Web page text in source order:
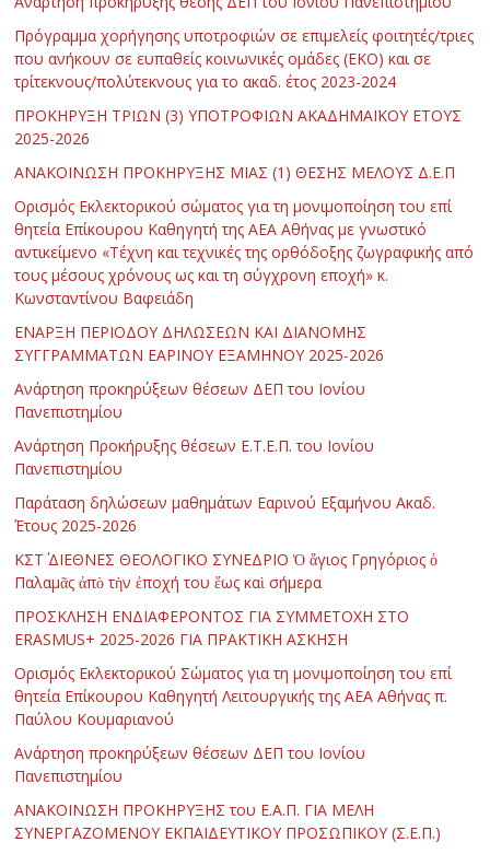
Πρόγραμμα χορήγησης υποτροφιών σε επιμελείς φοιτητές/τριες
που ανήκουν σε ευπαθείς κοινωνικές ομάδες (ΕΚΟ) και σε
τρίτεκνους/πολύτεκνους για το ακαδ. έτος 2023-2024
ΠΡΟΚΗΡΥΞΗ ΤΡΙΩΝ (3) ΥΠΟΤΡΟΦΙΩΝ ΑΚΑΔΗΜΑΪΚΟΥ ΕΤΟΥΣ
2025-2026
ΑΝΑΚΟΙΝΩΣΗ ΠΡΟΚΗΡΥΞΗΣ ΜΙΑΣ (1) ΘΕΣΗΣ ΜΕΛΟΥΣ Δ.Ε.Π
Ορισμός Εκλεκτορικού σώματος για τη μονιμοποίηση του επί
θητεία Επίκουρου Καθηγητή της ΑΕΑ Αθήνας με γνωστικό
αντικείμενο «Τέχνη και τεχνικές της ορθόδοξης ζωγραφικής από
τους μέσους χρόνους ως και τη σύγχρονη εποχή» κ.
Κωνσταντίνου Βαφειάδη
ΕΝΑΡΞΗ ΠΕΡΙΟΔΟΥ ΔΗΛΩΣΕΩΝ ΚΑΙ ΔΙΑΝΟΜΗΣ
ΣΥΓΓΡΑΜΜΑΤΩΝ ΕΑΡΙΝΟΥ ΕΞΑΜΗΝΟΥ 2025-2026
Ανάρτηση προκηρύξεων θέσεων ΔΕΠ του Ιονίου
Πανεπιστημίου
Ανάρτηση Προκήρυξης θέσεων Ε.Τ.Ε.Π. του Ιονίου
Πανεπιστημίου
Παράταση δηλώσεων μαθημάτων Εαρινού Εξαμήνου Ακαδ.
Έτους 2025-2026
ΚΣΤ΄ ΔΙΕΘΝΕΣ ΘΕΟΛΟΓΙΚΟ ΣΥΝΕΔΡΙΟ Ὁ ἅγιος Γρηγόριος ὁ
Παλαμᾶς ἀπὸ τὴν ἐποχή του ἕως καὶ σήμερα
ΠΡΟΣΚΛΗΣΗ ΕΝΔΙΑΦΕΡΟΝΤΟΣ ΓΙΑ ΣΥΜΜΕΤΟΧΗ ΣΤΟ
ERASMUS+ 2025-2026 ΓΙΑ ΠΡΑΚΤΙΚΗ ΑΣΚΗΣΗ
Ορισμός Εκλεκτορικού Σώματος για τη μονιμοποίηση του επί
θητεία Επίκουρου Καθηγητή Λειτουργικής της ΑΕΑ Αθήνας π.
Παύλου Κουμαριανού
Ανάρτηση προκηρύξεων θέσεων ΔΕΠ του Ιονίου
Πανεπιστημίου
ΑΝΑΚΟΙΝΩΣΗ ΠΡΟΚΗΡΥΞΗΣ του Ε.Α.Π. ΓΙΑ ΜΕΛΗ
ΣΥΝΕΡΓΑΖΟΜΕΝΟΥ ΕΚΠΑΙΔΕΥΤΙΚΟΥ ΠΡΟΣΩΠΙΚΟΥ (Σ.Ε.Π.)